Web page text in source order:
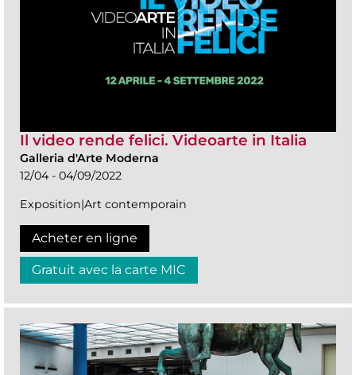
Il video rende felici. Videoarte in Italia
Galleria d'Arte Moderna
12/04 - 04/09/2022
Exposition|Art contemporain
Acheter en ligne
Gratuit avec la carte MIC